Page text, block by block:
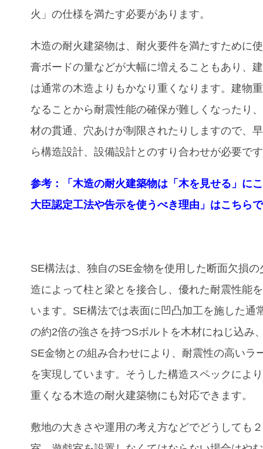
火」の仕様を満たす必要があります。
木造の耐火建築物は、耐火要件を満たすために
膏ボードの量などが大幅に増えることもあり、
は通常の木造よりもかなり重くなります。建物
なることから耐震性能の確保が難しくなったり
材の貫通、穴あけが制限されたりしますので、
ら構造設計、設備設計とのすり合わせが必要で
参考：「木造の耐火建築物は「木を見せる」に
大臣認定工法や告示を使うべき理由」はこちら
SE構法は、独自のSE金物を使用した断面欠損の
造によって柱と梁とを接合し、優れた耐震性能
います。SE構法では表面に凹凸加工を施した通
の約2倍の強さを持つSボルトを木材にねじ込み
SE金物との組み合わせにより、耐震性の高いラ
を実現しています。そうした構造スペックによ
重くなる木造の耐火建築物にも対応できます。
敷地の大きさや運用の考え方などでどうしても